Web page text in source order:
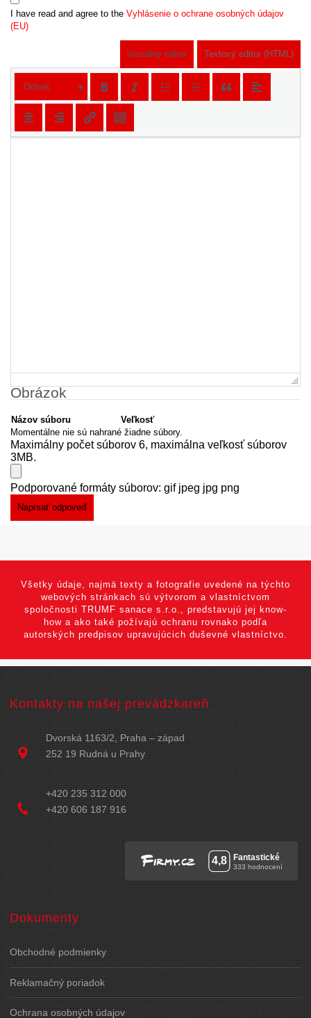
I have read and agree to the Vyhlásenie o ochrane osobných údajov
(EU)
Vizuálny editor Textový editor (HTML)
Odsek
Obrázok
Názov súboru
Veľkosť
Momentálne nie sú nahrané žiadne súbory.
Maximálny počet súborov 6, maximálna veľkosť súborov
3MB.
Podporované formáty súborov: gif jpeg jpg png
Všetky údaje, najmä texty a fotografie uvedené na týchto
webových stránkach sú výtvorom a vlastníctvom
spoločnosti TRUMF sanace s.r.o., predstavujú jej know-
how a ako také požívajú ochranu rovnako podľa
autorských predpisov upravujúcich duševné vlastníctvo.
Kontakty na našej prevádzkareň
Dvorská 1163/2, Praha – západ
252 19 Rudná u Prahy
+420 235 312 000
+420 606 187 916
Dokumenty
Obchodné podmienky
Reklamačný poriadok
Ochrana osobných údajov